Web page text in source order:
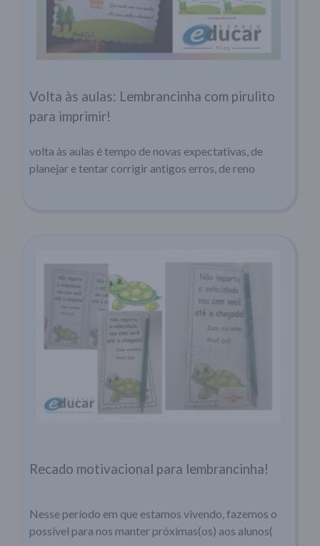
Volta às aulas: Lembrancinha com pirulito
para imprimir!
volta às aulas é tempo de novas expectativas, de
planejar e tentar corrigir antigos erros, de reno
Recado motivacional para lembrancinha!
Nesse período em que estamos vivendo, fazemos o
possível para nos manter próximas(os) aos alunos(